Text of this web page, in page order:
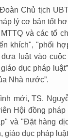
Chủ tịch
lý cơ bản tốt
và các tổ
khích", "phối
luật vào
dục pháp
Nhà nước”.
mới, TS.
Hội đồng
và "Đặt hàng
giáo dục pháp